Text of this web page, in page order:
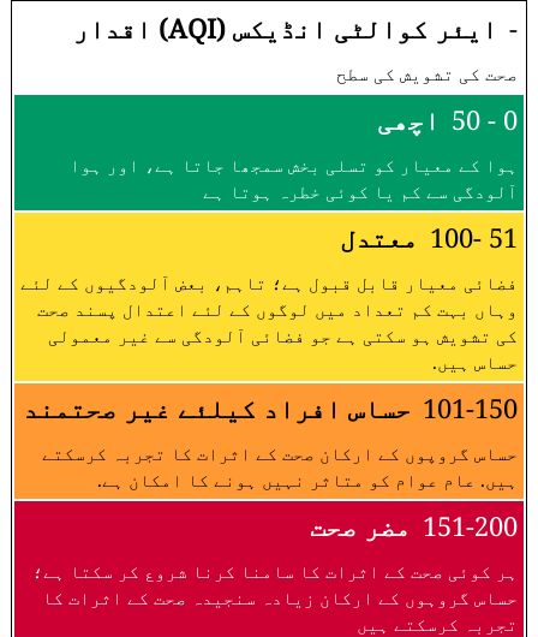
- ایئر کوالٹی انڈیکس (AQI) اقدار
صحت کی تشویش کی سطح
0 - 50 اچھی
ہوا کے معیار کو تسلی بخش سمجھا جاتا ہے، اور ہوا
آلودگی سے کم یا کوئی خطرہ ہوتا ہے
51 -100 معتدل
فضائی معیار قابل قبول ہے؛ تاہم، بعض آلودگیوں کے لئے
وہاں بہت کم تعداد میں لوگوں کے لئے اعتدال پسند صحت
کی تشویش ہو سکتی ہے جو فضائی آلودگی سے غیر معمولی
حساس ہیں.
101-150 حساس افراد کیلئے غیر صحتمند
حساس گروپوں کے ارکان صحت کے اثرات کا تجربہ کرسکتے
ہیں. عام عوام کو متاثر نہیں ہونے کا امکان ہے.
151-200 مضر صحت
ہر کوئی صحت کے اثرات کا سامنا کرنا شروع کر سکتا ہے؛
حساس گروہوں کے ارکان زیادہ سنجیدہ صحت کے اثرات کا
تجربہ کرسکتے ہیں